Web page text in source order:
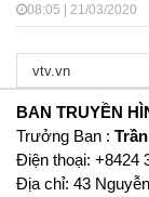
08:05 | 21/03/2020
BAN TRUYỀN
Trưởng Ban :
Ðiện thoại: +8424
Địa chỉ: 43